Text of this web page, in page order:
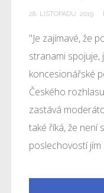
28 LISTOPADU 2019
"Je zajímavé, že
stranami
koncesionářské
Českého
zastává
také říká, že není
poslechovostí